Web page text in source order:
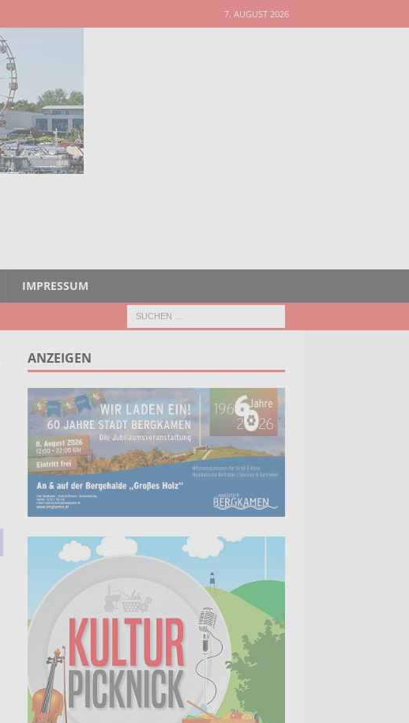
7. AUGUST 2026
IMPRESSUM
ANZEIGEN